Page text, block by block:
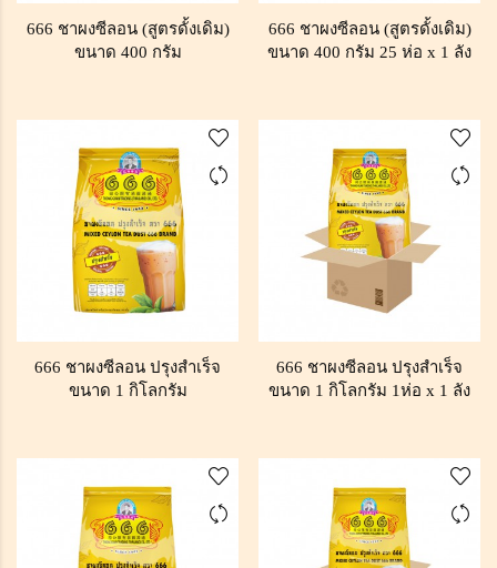
666 ชาผงซีลอน (สูตรดั้งเดิม)
ขนาด 400 กรัม
666 ชาผงซีลอน (สูตรดั้งเดิม)
ขนาด 400 กรัม 25 ห่อ x 1 ลัง
666 ชาผงซีลอน ปรุงสำเร็จ
ขนาด 1 กิโลกรัม
666 ชาผงซีลอน ปรุงสำเร็จ
ขนาด 1 กิโลกรัม 1ห่อ x 1 ลัง